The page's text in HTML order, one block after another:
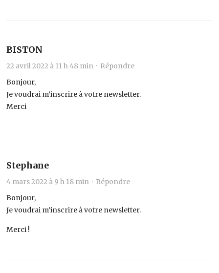
BISTON
22 avril 2022 à 11 h 48 min · Répondre
Bonjour,
Je voudrai m’inscrire à votre newsletter.
Merci
Stephane
4 mars 2022 à 9 h 18 min · Répondre
Bonjour,
Je voudrai m’inscrire à votre newsletter.
Merci !